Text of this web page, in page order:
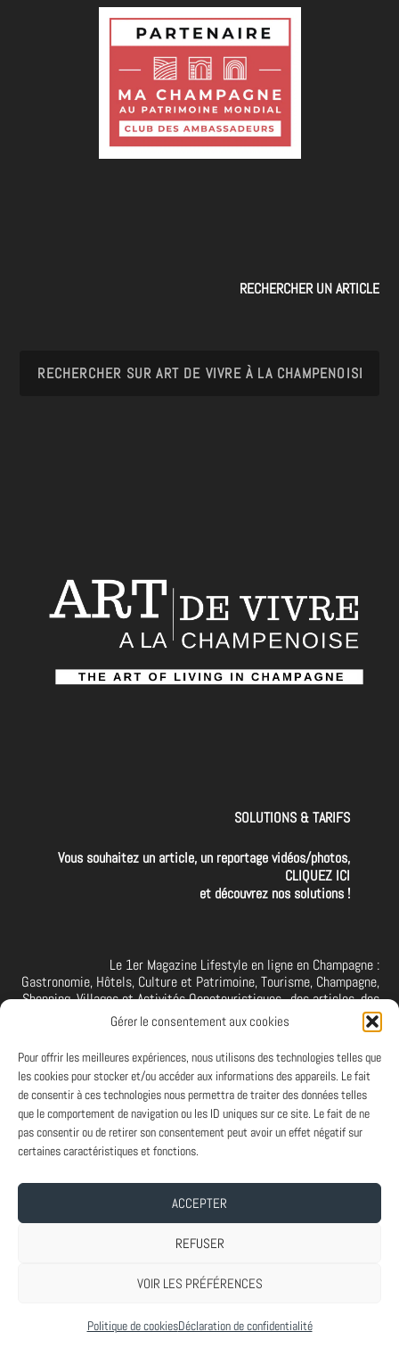
Gérer le consentement aux cookies
Pour offrir les meilleures expériences, nous utilisons des technologies telles que
les cookies pour stocker et/ou accéder aux informations des appareils. Le fait
de consentir à ces technologies nous permettra de traiter des données telles
que le comportement de navigation ou les ID uniques sur ce site. Le fait de ne
pas consentir ou de retirer son consentement peut avoir un effet négatif sur
certaines caractéristiques et fonctions.
ACCEPTER
REFUSER
VOIR LES PRÉFÉRENCES
Politique de cookiesDéclaration de confidentialité
RECHERCHER UN ARTICLE
SOLUTIONS & TARIFS
Vous souhaitez un article, un reportage vidéos/photos,
CLIQUEZ ICI
et découvrez nos solutions !
Le 1er Magazine Lifestyle en ligne en Champagne :
Gastronomie, Hôtels, Culture et Patrimoine, Tourisme, Champagne,
Shopping, Villages et Activités Oenotouristiques.. des articles, des
interviews, des vidéos et photos de la Champagne. A retrouver et à
suivre aussi sur facebook I X I Threads I YouTube I TikTok I
Instagram I Linkedin
PARTENAIRES
Et vous ? Vous souhaitez devenir Partenaire d'Art de Vivre à la
Champenoise, n'hésitez pas à nous contacter.
A PROPOS-ABONNEMENT NEWSLETTER-MENTIONS LEGALES